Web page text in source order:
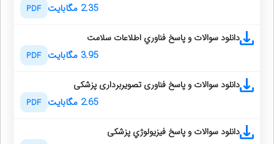
2.35 مگابایت PDF
دانلود سوالات و پاسخ فناوري اطلاعات سلامت
3.95 مگابایت PDF
دانلود سوالات و پاسخ فناوری تصویربرداری پزشکی
2.65 مگابایت PDF
دانلود سوالات و پاسخ فيزيولوژي پزشکی